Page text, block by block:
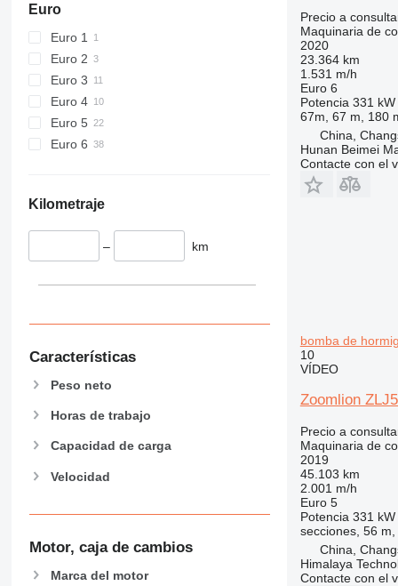
906
907
908
910
914
918
928
930
963
973
980
988
AP
C-series
Euro
Euro 1
Euro 2
Euro 3
Euro 4
Euro 5
Euro 6
Kilometraje
– km
Características
Peso neto
Horas de trabajo
Capacidad de carga
Velocidad
Motor, caja de cambios
Marca del motor
Precio a
Maquinaria de
2020
23.364 km
1.531 m/h
Euro 6
Potencia 331
67m, 67 m, 180
China,
Hunan Beimei
Contacte con el
bomba de
10
VÍDEO
Zoomlion
Precio a
Maquinaria de
2019
45.103 km
2.001 m/h
Euro 5
Potencia 331
secciones, 56
China,
Himalaya
Contacte con el